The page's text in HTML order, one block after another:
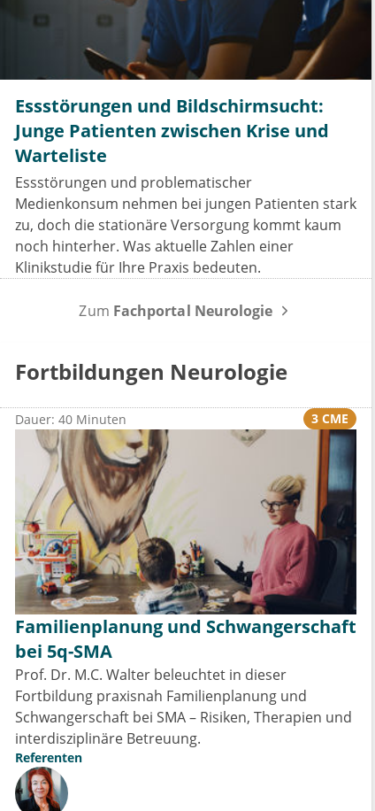
Essstörungen und Bildschirmsucht:
Junge Patienten zwischen Krise und
Warteliste
Essstörungen und problematischer
Medienkonsum nehmen bei jungen Patienten stark
zu, doch die stationäre Versorgung kommt kaum
noch hinterher. Was aktuelle Zahlen einer
Klinikstudie für Ihre Praxis bedeuten.
Zum Fachportal Neurologie
Fortbildungen Neurologie
Dauer: 40 Minuten 3 CME
Familienplanung und Schwangerschaft
bei 5q-SMA
Prof. Dr. M.C. Walter beleuchtet in dieser
Fortbildung praxisnah Familienplanung und
Schwangerschaft bei SMA – Risiken, Therapien und
interdisziplinäre Betreuung.
Referenten